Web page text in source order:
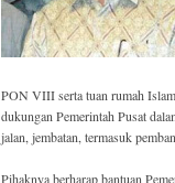
PON VIII serta tuan rumah
dukungan Pemerintah Pusat
jalan, jembatan, termasuk
Pihaknya berharap bantuan